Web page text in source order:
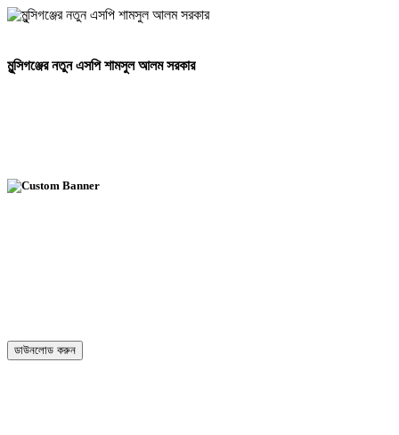
মুন্সিগঞ্জের নতুন এসপি শামসুল আলম সরকার
ডাউনলোড করুন